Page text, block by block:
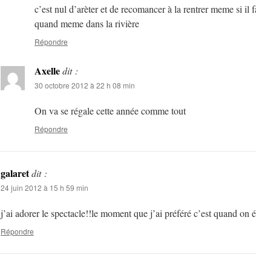
c’est nul d’arèter et de recomancer à la rentrer meme si il
quand meme dans la rivière
Répondre
Axelledit :
30 octobre 2012 à 22 h 08 min
On va se régale cette année comme tout
Répondre
galaretdit :
24 juin 2012 à 15 h 59 min
j’ai adorer le spectacle!!le moment que j’ai préféré c’est quand on
Répondre